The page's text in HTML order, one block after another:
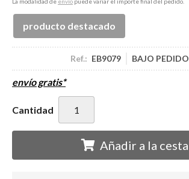
La modalidad de envío puede variar el importe final del pedido.
producto destacado
Ref.: EB9079 BAJO PEDIDO
envío gratis*
Cantidad
Añadir a la cesta